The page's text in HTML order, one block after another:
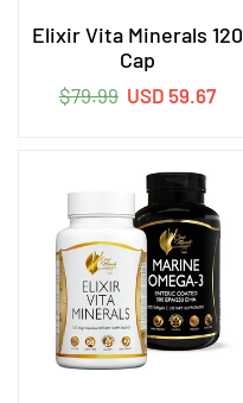
Elixir Vita Minerals 120
Cap
Precio
$79.99 USD 59.67